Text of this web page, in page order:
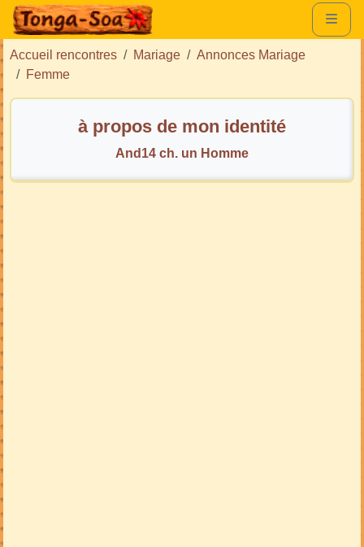
Accueil rencontres Mariage
Annonces Mariage
Femme
à propos de mon identité
And14 ch. un Homme